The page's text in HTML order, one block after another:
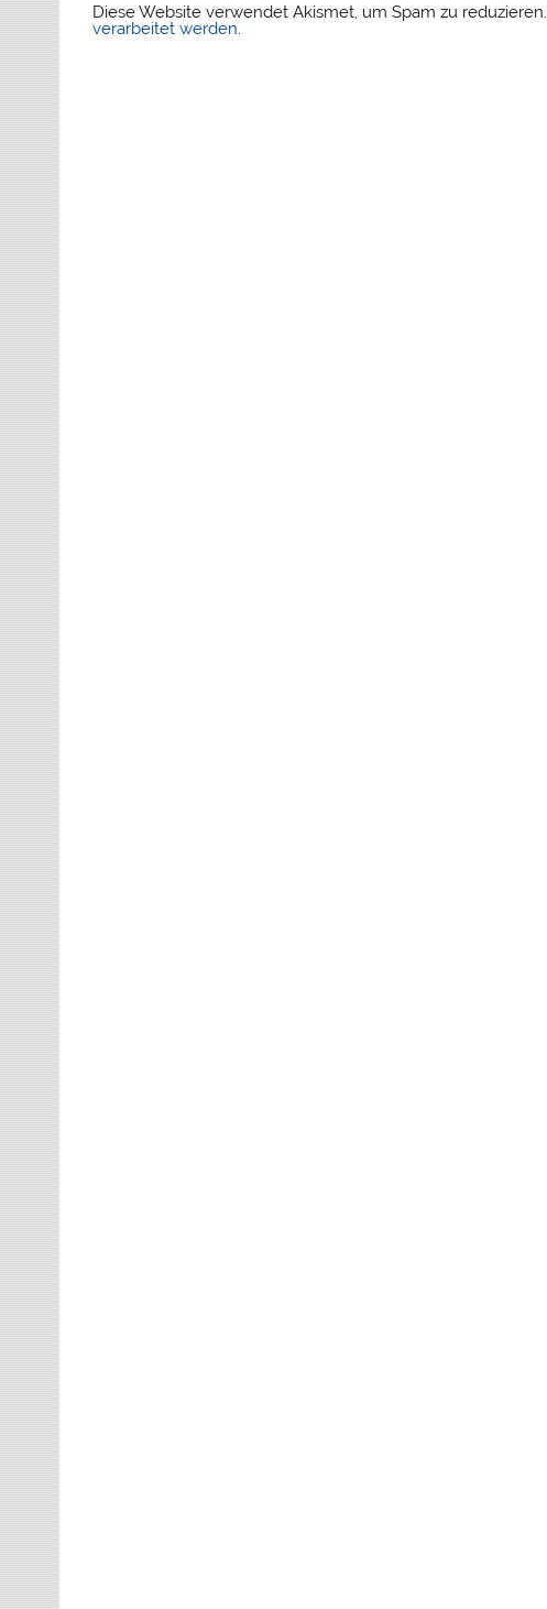
Diese Website verwendet Akismet, um Spam zu reduzieren.
verarbeitet werden.